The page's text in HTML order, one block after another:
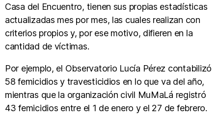
Casa del Encuentro, tienen sus propias estadísticas
actualizadas mes por mes, las cuales realizan con
criterios propios y, por ese motivo, difieren en la
cantidad de víctimas.
Por ejemplo, el Observatorio Lucía Pérez contabilizó
58 femicidios y travesticidios en lo que va del año,
mientras que la organización civil MuMaLá registró
43 femicidios entre el 1 de enero y el 27 de febrero.